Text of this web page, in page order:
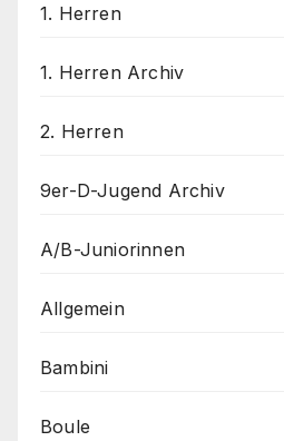
1. Herren
1. Herren Archiv
2. Herren
9er-D-Jugend Archiv
A/B-Juniorinnen
Allgemein
Bambini
Boule